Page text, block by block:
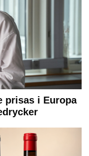
prisas i Europa